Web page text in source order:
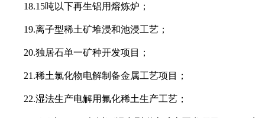
18.15吨以下再生铝用熔炼炉；
19.离子型稀土矿堆浸和池浸工艺；
20.独居石单一矿种开发项目；
21.稀土氯化物电解制备金属工艺项目；
22.湿法生产电解用氟化稀土生产工艺；